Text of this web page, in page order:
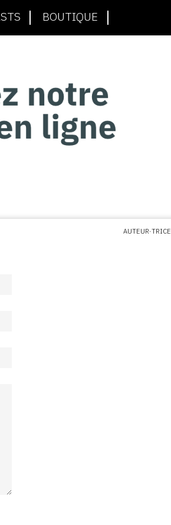
BOUTIQUE
AUTEUR·TRICE